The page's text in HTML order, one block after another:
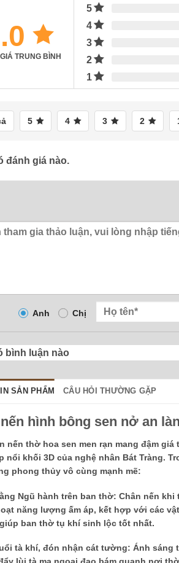
TRUNG BÌNH
5
4
3
2
1
5 4 3 2
đánh giá nào.
Anh Chị
bình luận nào
SẢN PHẨM CÂU HỎI THƯỜNG GẶP
hình bông sen nở an
nến thờ hoa sen men rạn mang đậm giá
nổi khối 3D của nghệ nhân Bát Tràng.
phong thủy vô cùng mạnh mẽ:
Ngũ hành trên ban thờ: Chân nến khi
năng lượng ấm áp, kết hợp với các
ban thờ tụ khí sinh lộc tốt nhất.
tà khí, đón nhận cát tường: Ánh sáng